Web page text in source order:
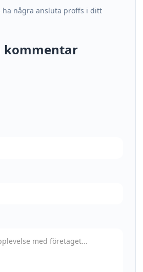
ha några ansluta proffs i ditt
kommentar